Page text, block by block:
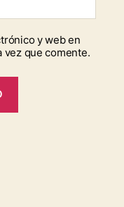
y web en
vez que comente.